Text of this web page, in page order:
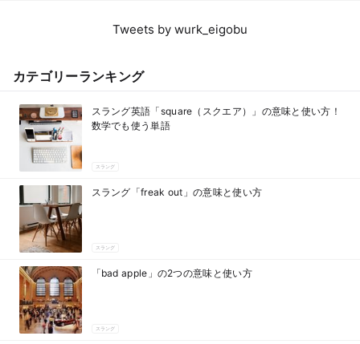
Tweets by wurk_eigobu
カテゴリーランキング
スラング英語「square（スクエア）」の意味と使い方！
数学でも使う単語
スラング
スラング「freak out」の意味と使い方
スラング
「bad apple」の2つの意味と使い方
スラング